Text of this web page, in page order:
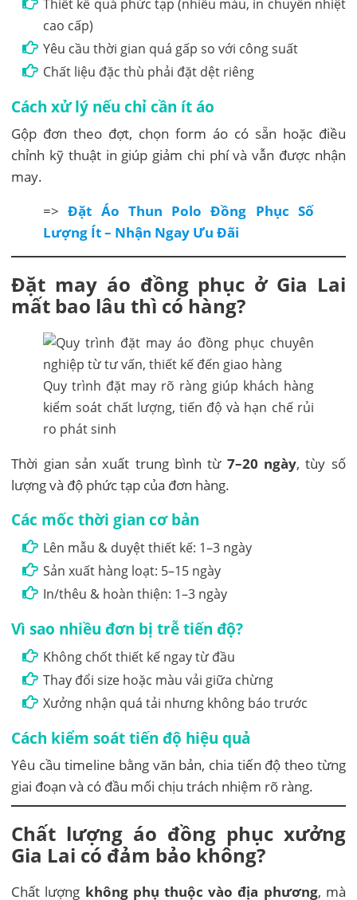
Thiết kế quá phức tạp (nhiều màu, in chuyển nhiệt
cao cấp)
Yêu cầu thời gian quá gấp so với công suất
Chất liệu đặc thù phải đặt dệt riêng
Cách xử lý nếu chỉ cần ít áo
Gộp đơn theo đợt, chọn form áo có sẵn hoặc điều
chỉnh kỹ thuật in giúp giảm chi phí và vẫn được nhận
may.
=>Đặt Áo Thun Polo Đồng Phục Số
Lượng Ít – Nhận Ngay Ưu Đãi
Đặt may áo đồng phục ở Gia Lai
mất bao lâu thì có hàng?
Quy trình đặt may rõ ràng giúp khách hàng
kiểm soát chất lượng, tiến độ và hạn chế rủi
ro phát sinh
Thời gian sản xuất trung bình từ 7–20 ngày, tùy số
lượng và độ phức tạp của đơn hàng.
Các mốc thời gian cơ bản
Lên mẫu & duyệt thiết kế: 1–3 ngày
Sản xuất hàng loạt: 5–15 ngày
In/thêu & hoàn thiện: 1–3 ngày
Vì sao nhiều đơn bị trễ tiến độ?
Không chốt thiết kế ngay từ đầu
Thay đổi size hoặc màu vải giữa chừng
Xưởng nhận quá tải nhưng không báo trước
Cách kiểm soát tiến độ hiệu quả
Yêu cầu timeline bằng văn bản, chia tiến độ theo từng
giai đoạn và có đầu mối chịu trách nhiệm rõ ràng.
Chất lượng áo đồng phục xưởng
Gia Lai có đảm bảo không?
Chất lượng không phụ thuộc vào địa phương, mà